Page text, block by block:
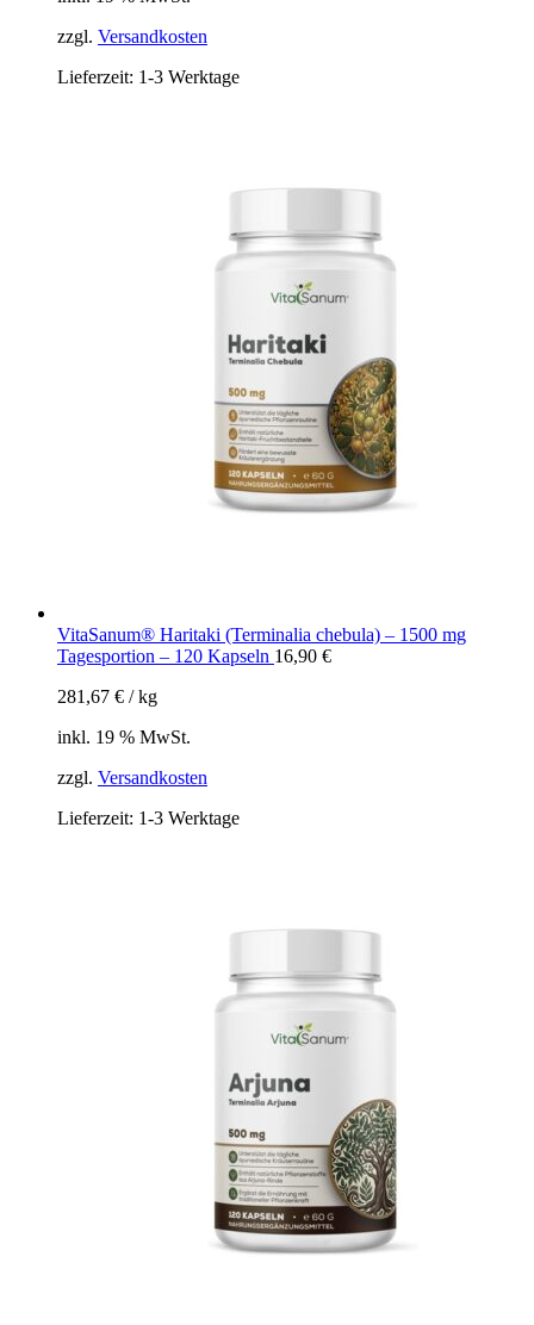
zzgl. Versandkosten
Lieferzeit: 1-3 Werktage
VitaSanum® Haritaki (Terminalia chebula) – 1500 mg
Tagesportion – 120 Kapseln 16,90 €
281,67 € /kg
inkl. 19 % MwSt.
zzgl. Versandkosten
Lieferzeit: 1-3 Werktage